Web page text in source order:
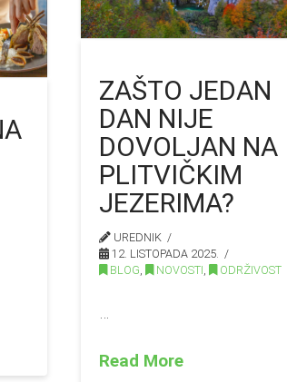
ZAŠTO JEDAN
DAN NIJE
DOVOLJAN NA
PLITVIČKIM
JEZERIMA?
UREDNIK
12. LISTOPADA 2025.
BLOG, NOVOSTI, ODRŽIVOST
Read More